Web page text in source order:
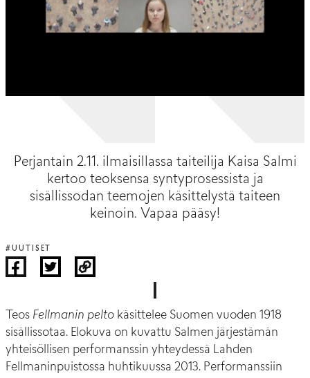
Perjantain 2.11. ilmaisillassa taiteilija Kaisa Salmi
kertoo teoksensa syntyprosessista ja
sisällissodan teemojen käsittelystä taiteen
keinoin. Vapaa pääsy!
#UUTISET
Teos Fellmanin pelto käsittelee Suomen vuoden 1918
sisällissotaa. Elokuva on kuvattu Salmen järjestämän
yhteisöllisen performanssin yhteydessä Lahden
Fellmaninpuistossa huhtikuussa 2013. Performanssiin